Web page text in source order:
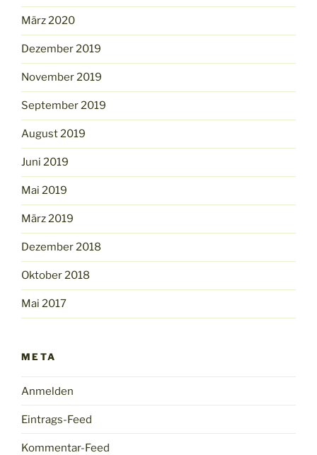
März 2020
Dezember 2019
November 2019
September 2019
August 2019
Juni 2019
Mai 2019
März 2019
Dezember 2018
Oktober 2018
Mai 2017
META
Anmelden
Eintrags-Feed
Kommentar-Feed